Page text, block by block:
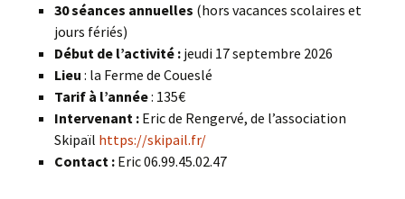
30 séances annuelles (hors vacances scolaires et
jours fériés)
Début de l’activité : jeudi 17 septembre 2026
Lieu : la Ferme de Coueslé
Tarif à l’année: 135€
Intervenant : Eric de Rengervé, de l’association
Skipaïl https://skipail.fr/
Contact : Eric 06.99.45.02.47